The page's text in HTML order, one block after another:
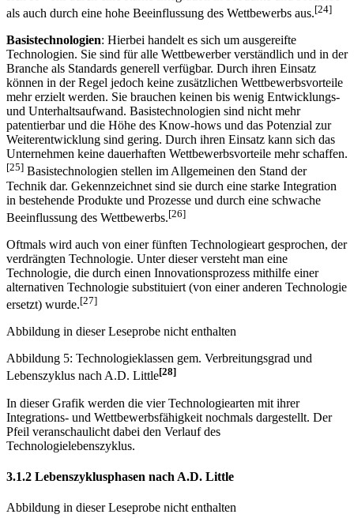
Wettbewerbsvorteile erzielen.
Schlüsseltechnologien zeichnen
sich sowohl durch eine starke Integration in Produkte und Prozesse
als auch durch eine hohe Beeinflussung des Wettbewerbs aus.
Basistechnologien: Hierbei handelt es sich um ausgereifte
Technologien. Sie sind für alle Wettbewerber verständlich und in der
Branche als Standards generell verfügbar. Durch ihren Einsatz
können in der Regel jedoch keine zusätzlichen Wettbewerbsvorteile
mehr erzielt werden. Sie brauchen keinen bis wenig Entwicklungs-
und Unterhaltsaufwand. Basistechnologien sind nicht mehr
patentierbar und die Höhe des Know-hows und das Potenzial zur
Weiterentwicklung sind gering. Durch ihren Einsatz kann sich das
Unternehmen keine dauerhaften Wettbewerbsvorteile mehr schaffen.
[25]Basistechnologien stellen im Allgemeinen den Stand der
Technik dar. Gekennzeichnet sind sie durch eine starke Integration
in bestehende Produkte und Prozesse und durch eine schwache
Beeinflussung des Wettbewerbs.[26]
Oftmals wird auch von einer fünften Technologieart gesprochen, der
verdrängten Technologie. Unter dieser versteht man eine
Technologie, die durch einen Innovationsprozess mithilfe einer
alternativen Technologie substituiert (von einer anderen Technologie
ersetzt) wurde.[27]
Abbildung in dieser Leseprobe nicht enthalten
Abbildung 5: Technologieklassen gem. Verbreitungsgrad und
Lebenszyklus nach A.D. Little[28]
In dieser Grafik werden die vier Technologiearten mit ihrer
Integrations- und Wettbewerbsfähigkeit nochmals dargestellt. Der
Technologielebenszyklus.
3.1.2 Lebenszyklusphasen nach A.D. Little